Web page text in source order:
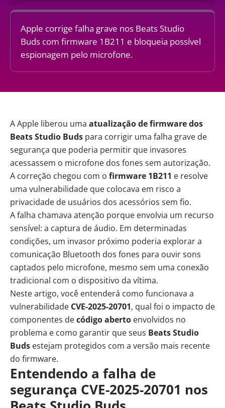
Apple corrige falha grave nos Beats Studio
Buds com firmware 1B211 e bloqueia possível
espionagem pelo microfone.
AApple liberou uma atualização de firmware dos
Beats Studio Buds para corrigir uma falha grave de
segurança que poderia permitir que invasores
acessassem o microfone dos fones sem autorização.
A correção chegou com o firmware 1B211 e resolve
uma vulnerabilidade que colocava em risco a
privacidade de usuários dos acessórios sem fio.
A falha chamava atenção porque envolvia um recurso
sensível: a captura de áudio. Em determinadas
condições, um invasor próximo poderia explorar a
comunicação Bluetooth dos fones para ouvir sons
captados pelo microfone, mesmo sem uma conexão
tradicional com o dispositivo da vítima.
Neste artigo, você entenderá como funcionava a
vulnerabilidade CVE-2025-20701, qual foi o impacto de
componentes decódigo aberto envolvidos no
problema e como garantir que seus Beats Studio
Buds estejam protegidos com a versão mais recente
do firmware.
Entendendo a falha de
segurança CVE-2025-20701 nos